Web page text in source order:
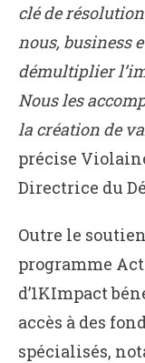
clé de
nous, business
démultiplier
Nous les
la création de
précise
Directrice du
Outre le
programme
d’1KImpact
accès à des
spécialisés,